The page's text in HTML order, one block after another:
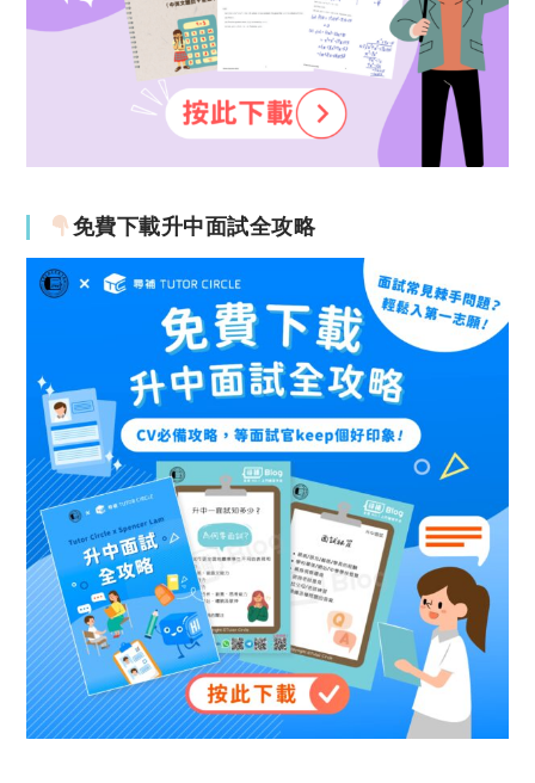
免費下載升中面試全攻略